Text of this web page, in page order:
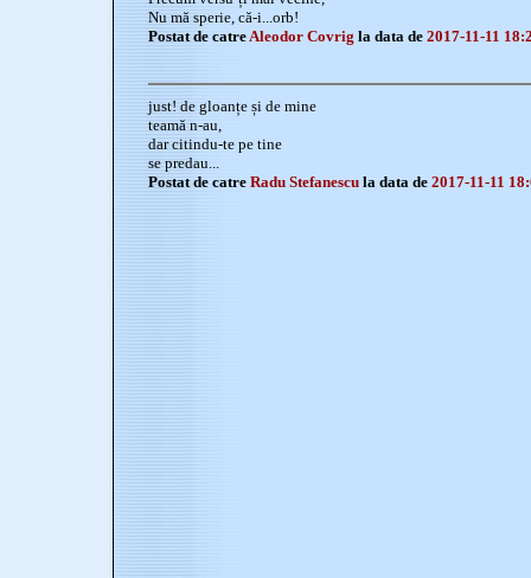
Nu mă sperie, că-i...orb!
Postat de catreAleodor Covrig la data de 2017-11-11
just! de gloanțe și de mine
teamă n-au,
dar citindu-te pe tine
se predau...
Postat de catre Radu Stefanescu la data de 2017-11-11